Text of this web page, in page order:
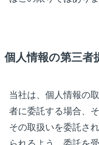
個人情報の第三者
当社は、個人情報の
者に委託する場合、
その取扱いを委託さ